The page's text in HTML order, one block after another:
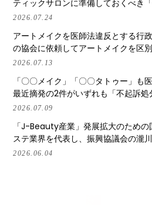
ティックサロンに準備しておくべき
2026.07.24
アートメイクを医師法違反とする行
の協会に依頼してアートメイクを区
2026.07.13
「〇〇メイク」「〇〇タトゥー」も
最近摘発の2件がいずれも「不起訴処
2026.07.09
「J-Beauty産業」発展拡大のため
ステ業界を代表し、振興協議会の瀧
2026.06.04